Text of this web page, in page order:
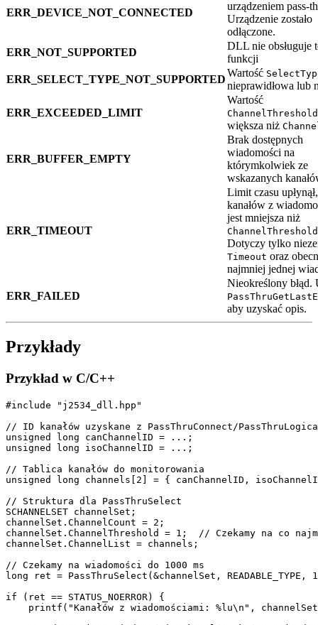
ERR_DEVICE_NOT_CONNECTED
urządzeniem pass-
Urządzenie zostało
odłączone.
ERR_NOT_SUPPORTED
DLL nie obsługuje
funkcji
ERR_SELECT_TYPE_NOT_SUPPORTED
Wartość
nieprawidłowa lub
ERR_EXCEEDED_LIMIT
Wartość
ChannelThreshold
większa niż
ERR_BUFFER_EMPTY
Brak dostępnych
wiadomości na
którymkolwiek ze
wskazanych
ERR_TIMEOUT
Limit czasu
kanałów z
jest mniejsza niż
ChannelThreshold
Dotyczy tylko
Timeout oraz
najmniej jednej
ERR_FAILED
Nieokreślony błąd.
aby uzyskać opis.
Przykłady
Przykład w C/C++
#include "j2534_dll.hpp"
// ID kanałów uzyskane z PassThruConnect/
unsigned long canChannelID = ...;
unsigned long isoChannelID = ...;
// Tablica kanałów do monitorowania
unsigned long channels[2] = { canChannelID,
// Struktura dla PassThruSelect
SCHANNELSET channelSet;
channelSet.ChannelCount = 2;
channelSet.ChannelThreshold = 1;  // Czekamy na co
channelSet.ChannelList = channels;
// Czekamy na wiadomości do 1000 ms
long ret = PassThruSelect(&channelSet, READABLE_TYPE,
if (ret == STATUS_NOERROR) {
printf("Kanałów z wiadomościami: %lu\n",